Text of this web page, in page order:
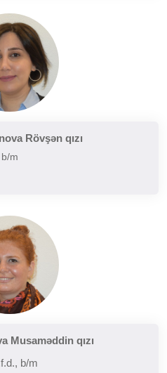
Rövşən qızı
b/m
Musaməddin qızı
b/m